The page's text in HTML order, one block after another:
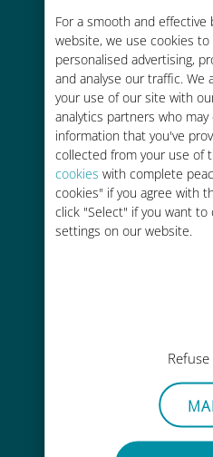
For a smooth and
website, we use cookies
personalised advertising,
and analyse our traffic. We
your use of our site with
analytics partners who
information that you've
collected from your use of
cookies with complete
cookies" if you agree with
click "Select" if you want
settings on our website.
Hasta un 90%
costes de
Fácil
Sin
No es